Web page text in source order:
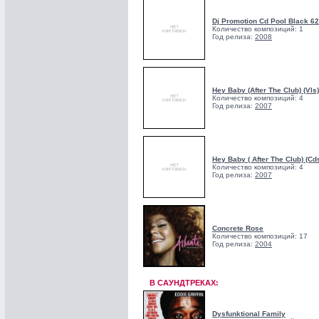
Dj Promotion Cd Pool Black 62
Количество композиций: 1
Год релиза: 2008
Hey Baby (After The Club) (Vls)
Количество композиций: 4
Год релиза: 2007
Hey Baby ( After The Club)
Количество композиций: 4
Год релиза: 2007
Concrete Rose
Количество композиций: 17
Год релиза: 2004
В САУНДТРЕКАХ:
Dysfunktional Family